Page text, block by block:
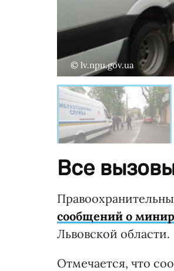
© lv.npu.gov.ua
Все
сообщений о
Львовской области.
Отмечается, что